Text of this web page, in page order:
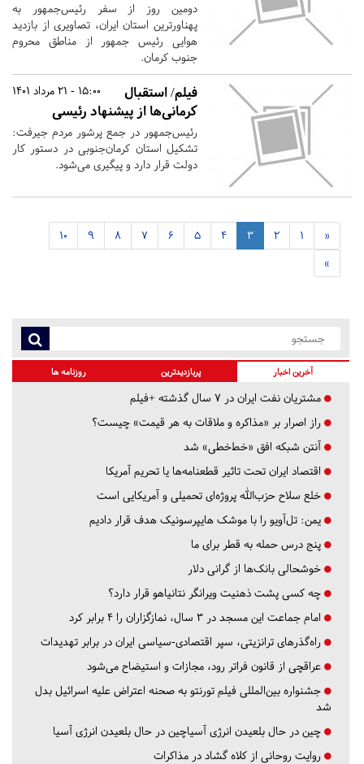
دومین روز از سفر رئیس‌جمهور به
پهناورترین استان ایران، تصاویری از بازدید
هوایی رئیس جمهور از مناطق محروم
جنوب کرمان.
15:00 - 21 مرداد 1401
فیلم/ استقبال
کرمانی‌ها از پیشنهاد رئیسی
رئیس‌جمهور در جمع پرشور مردم جیرفت:
تشکیل استان کرمان‌جنوبی در دستور کار
دولت قرار دارد و پیگیری می‌شود.
«
1
2
3
4
5
6
7
8
9
10
»
آخرین اخبار پربازدیدترین روزنامه ها
مشتریان نفت ایران در ۷ سال گذشته +فیلم
راز اصرار بر «مذاکره و ملاقات به هر قیمت» چیست؟
آنتن شبکه افق «خط‌خطی» شد
اقتصاد ایران تحت تاثیر قطعنامه‌ها یا تحریم‌ آمریکا
خلع سلاح حزب‌الله پروژه‌ای تحمیلی و آمریکایی است
یمن: تل‌آویو را با موشک هایپرسونیک هدف قرار دادیم
پنج درس‌ حمله به قطر برای ما
خوشحالی بانک‌ها از گرانی دلار
چه کسی پشت ذهنیت ویرانگر نتانیاهو قرار دارد؟
امام جماعت این مسجد در ۳ سال، نمازگزاران را ۴ برابر کرد
راه‌گذرهای ترانزیتی، سپر اقتصادی-سیاسی ایران در برابر تهدیدات
عراقچی از قانون فراتر رود، مجازات و استیضاح می‌شود
جشنواره بین‌المللی فیلم تورنتو به صحنه اعتراض علیه اسرائیل بدل
شد
چین در حال بلعیدن انرژی آسیاچین در حال بلعیدن انرژی آسیا
روایت روحانی از کلاه گشاد در مذاکرات